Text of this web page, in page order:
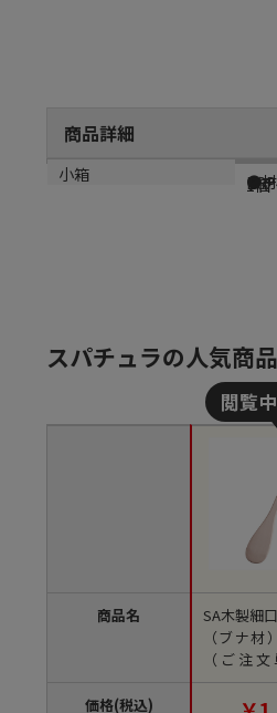
商品詳細
商品説明
●
メーカー品番
材質
ブ
小箱
1個
スパチュラの人気商
商品名
価格(税込)
SA木製細
（ブナ材
（ご注
【直送品】